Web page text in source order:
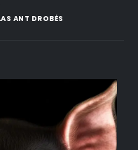
ANT DROBĖS